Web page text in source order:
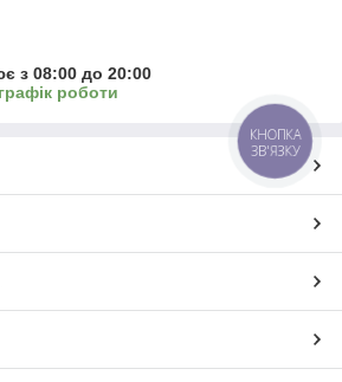
з 08:00 до 20:00
роботи
КНОПКА
ЗВ'ЯЗКУ